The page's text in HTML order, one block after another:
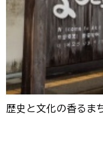
歴史と文化の香るま